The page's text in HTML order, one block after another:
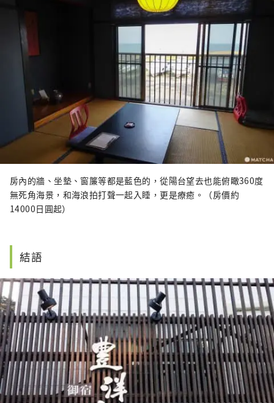
房內的牆、坐墊、窗簾等都是藍色的，從陽台望去也能俯瞰360度
無死角海景，和海浪拍打聲一起入睡，更是療癒。（房價約
14000日圓起）
結語